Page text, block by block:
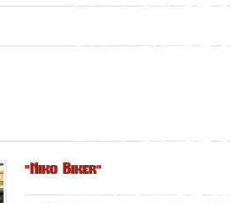
"Niko Biker"